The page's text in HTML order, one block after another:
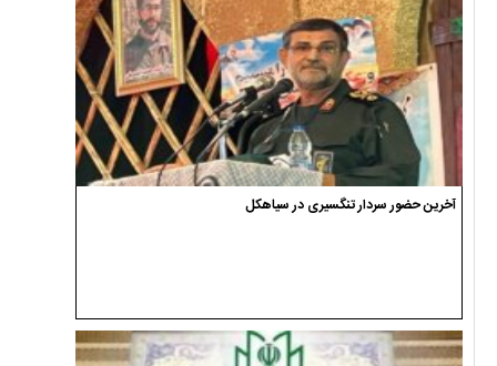
آخرین حضور سردار تنگسیری در سیاهکل